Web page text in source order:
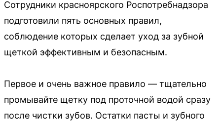
Сотрудники красноярского Роспотребнадзора
подготовили пять основных правил,
соблюдение которых сделает уход за зубной
щеткой эффективным и безопасным.
Первое и очень важное правило — тщательно
промывайте щетку под проточной водой сразу
после чистки зубов. Остатки пасты и зубного